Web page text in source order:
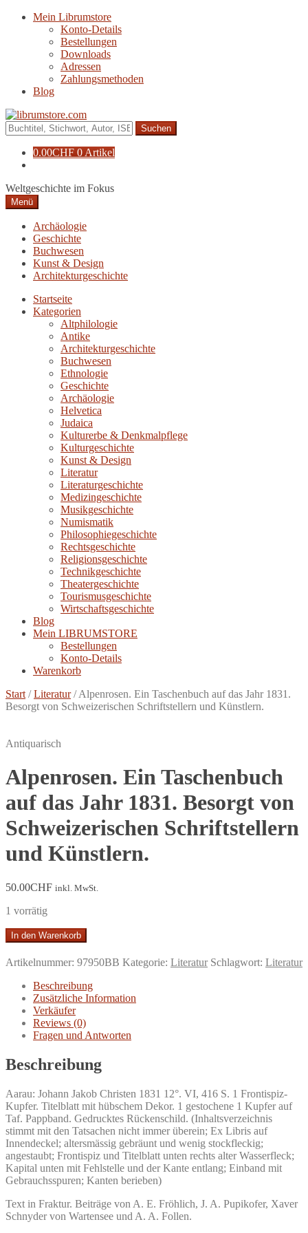
Navigation
Zum
Mein Librumstore
Konto-Details
Bestellungen
Downloads
Adressen
Zahlungsmethoden
Blog
Suche
nach:
0.00CHF 0 Artikel
Weltgeschichte im Fokus
Menü
Archäologie
Geschichte
Buchwesen
Kunst & Design
Architekturgeschichte
Startseite
Kategorien
Altphilologie
Antike
Architekturgeschichte
Buchwesen
Ethnologie
Geschichte
Archäologie
Helvetica
Judaica
Kulturerbe & Denkmalpflege
Kulturgeschichte
Kunst & Design
Literatur
Literaturgeschichte
Medizingeschichte
Musikgeschichte
Numismatik
Philosophiegeschichte
Rechtsgeschichte
Religionsgeschichte
Technikgeschichte
Theatergeschichte
Tourismusgeschichte
Wirtschaftsgeschichte
Blog
Mein LIBRUMSTORE
Bestellungen
Konto-Details
Warenkorb
Start /Literatur/Alpenrosen. Ein Taschenbuch auf das Jahr 1831.
Besorgt von Schweizerischen Schriftstellern und Künstlern.
Antiquarisch
Alpenrosen. Ein Taschenbuch
auf das Jahr 1831. Besorgt von
Schweizerischen Schriftstellern
und Künstlern.
50.00CHF inkl. MwSt.
1 vorrätig
Alpenrosen.
Ein
Taschenbuch
Jahr
1831.
Besorgt
Schweizerischen
Schriftstellern
und
Menge
In den Warenkorb
Artikelnummer: 97950BB Kategorie: Literatur Schlagwort: Literatur
Beschreibung
Zusätzliche Information
Verkäufer
Reviews (0)
Fragen und Antworten
Beschreibung
Aarau: Johann Jakob Christen 1831 12°. VI, 416 S. 1 Frontispiz-
Kupfer. Titelblatt mit hübschem Dekor. 1 gestochene 1 Kupfer auf
Taf. Pappband. Gedrucktes Rückenschild. (Inhaltsverzeichnis
stimmt mit den Tatsachen nicht immer überein; Ex Libris auf
Innendeckel; altersmässig gebräunt und wenig stockfleckig;
angestaubt; Frontispiz und Titelblatt unten rechts alter Wasserfleck;
Kapital unten mit Fehlstelle und der Kante entlang; Einband mit
Gebrauchsspuren; Kanten berieben)
Text in Fraktur. Beiträge von A. E. Fröhlich, J. A. Pupikofer, Xaver
Schnyder von Wartensee und A. A. Follen.